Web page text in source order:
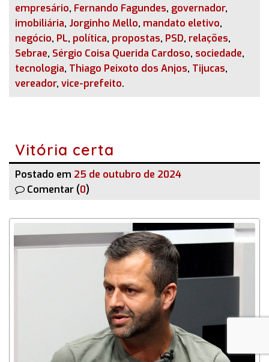
empresário, Fernando Fagundes, governador,
imobiliária, Jorginho Mello, mandato eletivo,
negócio, PL, política, propostas, PSD, relações,
Sebrae, Sérgio Coisa Querida Cardoso, sociedade,
tecnologia, Thiago Peixoto dos Anjos, Tijucas,
vereador, vice-prefeito.
Vitória certa
Postado em 25 de outubro de 2024
Comentar (0)